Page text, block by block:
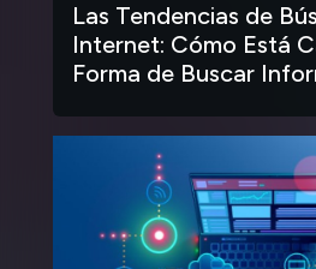
Las Tendencias de
Internet: Cómo Está
Forma de Buscar